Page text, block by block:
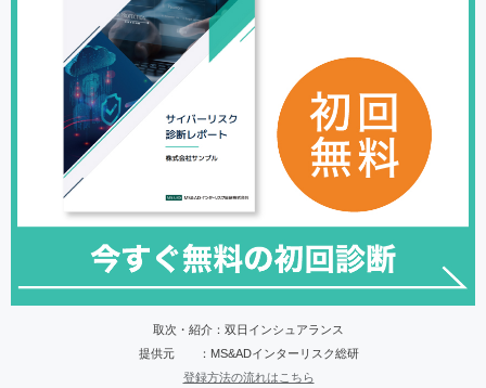
取次・紹介：双日インシュアランス
提供元 ：MS&ADインターリスク総研
登録方法の流れはこちら